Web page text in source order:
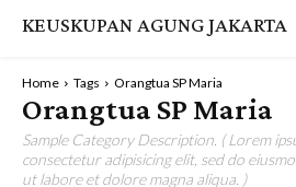
KEUSKUPAN AGUNG JAKARTA
Home Tags Orangtua SP Maria
Orangtua SP Maria
Sample Category Description. ( Lorem
consectetur adipisicing elit, sed do
ut labore et dolore magna aliqua. )